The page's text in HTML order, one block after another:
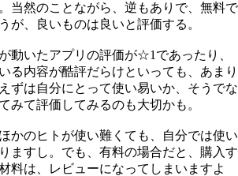
当然のことながら、逆もありで、無料で
が、良いものは良いと評価する。
動いたアプリの評価が☆1であったり、
る内容が酷評だらけといっても、あまり
ずは自分にとって使い易いか、そうでな
みて評価してみるのも大切かも。
かのヒトが使い難くても、自分では使い
ますし。でも、有料の場合だと、購入す
料は、レビューになってしまいますよ